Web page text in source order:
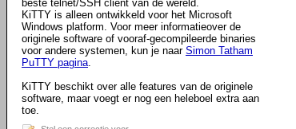
beste telnet/SSH client van de wereld.
KiTTY is alleen ontwikkeld voor het Microsoft
Windows platform. Voor meer informatieover de
originele software of vooraf-gecompileerde binaries
voor andere systemen, kun je naar Simon Tatham
PuTTY pagina.
KiTTY beschikt over alle features van de originele
software, maar voegt er nog een heleboel extra aan
toe.